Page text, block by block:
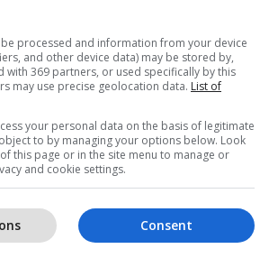
processed and information from your device
and other device data) may be stored by,
with 369 partners, or used specifically by this
may use precise geolocation data. List of
your personal data on the basis of legitimate
to by managing your options below. Look
this page or in the site menu to manage or
and cookie settings.
Consent